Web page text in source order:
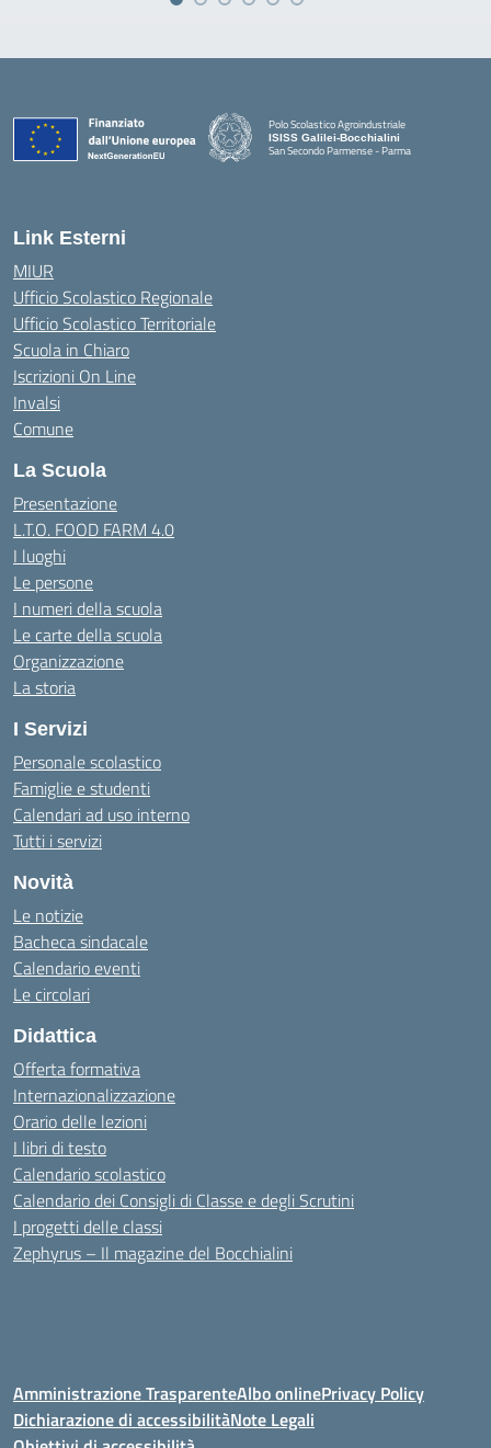
Polo Scolastico Agroindustriale
ISISS Galilei-Bocchialini
San Secondo Parmense - Parma
Link Esterni
MIUR
Ufficio Scolastico Regionale
Ufficio Scolastico Territoriale
Scuola in Chiaro
Iscrizioni On Line
Invalsi
Comune
La Scuola
Presentazione
L.T.O. FOOD FARM 4.0
I luoghi
Le persone
I numeri della scuola
Le carte della scuola
Organizzazione
La storia
I Servizi
Personale scolastico
Famiglie e studenti
Calendari ad uso interno
Tutti i servizi
Novità
Le notizie
Bacheca sindacale
Calendario eventi
Le circolari
Didattica
Offerta formativa
Internazionalizzazione
Orario delle lezioni
I libri di testo
Calendario scolastico
Calendario dei Consigli di Classe e degli Scrutini
I progetti delle classi
Zephyrus – Il magazine del Bocchialini
Amministrazione TrasparenteAlbo onlinePrivacy Policy
Dichiarazione di accessibilitàNote Legali